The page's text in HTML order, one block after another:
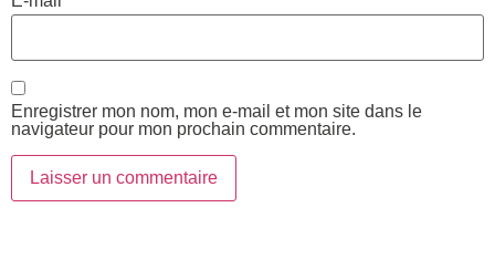
Enregistrer mon nom, mon e-mail et mon site dans le
navigateur pour mon prochain commentaire.